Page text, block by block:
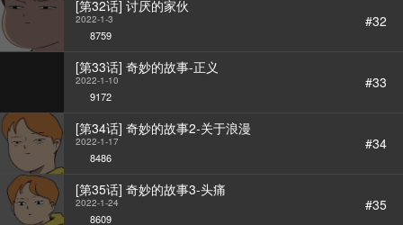
[第32话] 讨厌的家伙
2022-1-3
8759
#32
[第33话] 奇妙的故事-正义
2022-1-10
9172
#33
[第34话] 奇妙的故事2-关于浪漫
2022-1-17
8486
#34
[第35话] 奇妙的故事3-头痛
2022-1-24
8609
#35